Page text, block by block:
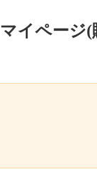
マイページ(